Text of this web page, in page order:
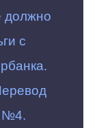
должно
с
№4.